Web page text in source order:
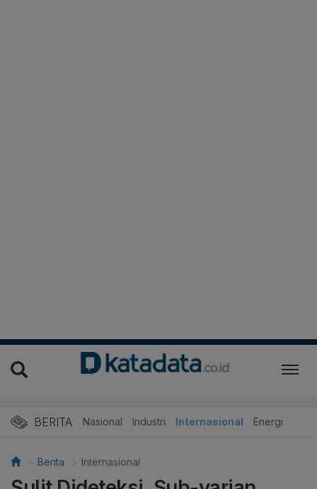
BERITA Nasional Industri Internasional Energi
Berita Internasional